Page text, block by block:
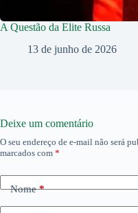
A Questão da Elite Russa
13 de junho de 2026
Deixe um comentário
O seu endereço de e-mail não será
marcados com *
Nome*